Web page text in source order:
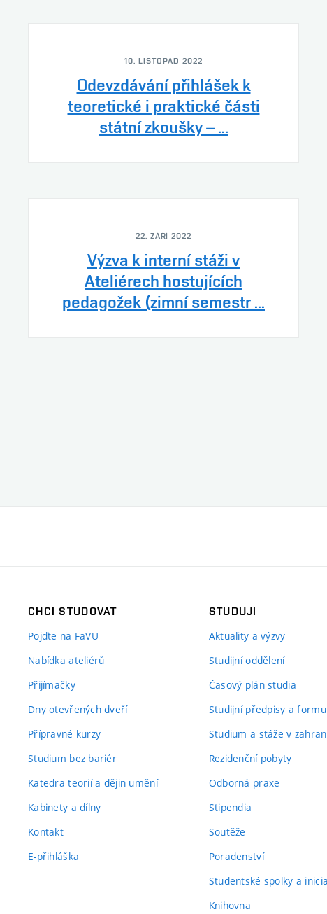
10. LISTOPAD 2022
Odevzdávání přihlášek k
teoretické i praktické části
státní zkoušky – ...
22. ZÁŘÍ 2022
Výzva k interní stáži v
Ateliérech hostujících
pedagožek (zimní semestr ...
CHCI STUDOVAT
Pojďte na FaVU
Nabídka ateliérů
Přijímačky
Dny otevřených dveří
Přípravné kurzy
Studium bez bariér
Katedra teorií a dějin umění
Kabinety a dílny
Kontakt
E-přihláška
STUDUJI
Aktuality a výzvy
Studijní oddělení
Časový plán studia
Studijní předpisy a
Studium a stáže v
Rezidenční pobyty
Odborná praxe
Stipendia
Soutěže
Poradenství
Studentské spolky a
Knihovna